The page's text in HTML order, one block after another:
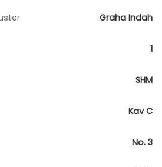
Graha Indah
1
SHM
Kav C
No. 3